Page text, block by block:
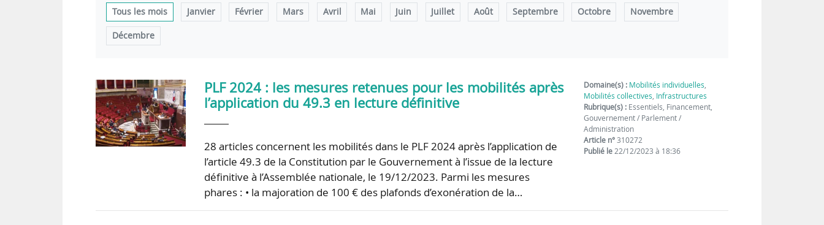
Tous les mois Janvier Février Mars Avril Mai Juin Juillet Août Septembre Octobre Novembre
Décembre
PLF 2024 : les mesures retenues pour les mobilités après
l’application du 49.3 en lecture définitive
28 articles concernent les mobilités dans le PLF 2024 après l’application de
l’article 49.3 de la Constitution par le Gouvernement à l’issue de la lecture
définitive à l’Assemblée nationale, le 19/12/2023. Parmi les mesures
phares : • la majoration de 100 € des plafonds d’exonération de la…
Domaine(s) : Mobilités individuelles,
Mobilités collectives, Infrastructures
Rubrique(s) : Essentiels, Financement,
Gouvernement / Parlement /
Administration
Article n°310272
Publié le22/12/2023 à 18:36